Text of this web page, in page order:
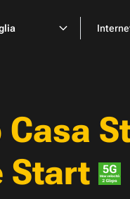
Casa
Start